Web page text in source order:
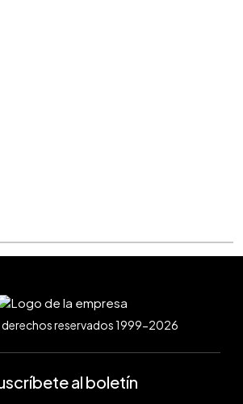
reservados 1999-2026
al boletín